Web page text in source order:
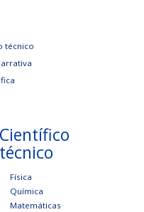
técnico
Científico
técnico
Física
Química
Matemáticas